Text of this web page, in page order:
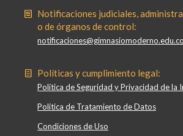
Notificaciones judiciales,
o de órganos de control:
notificaciones@gimnasiomoderno.edu.co
Políticas y cumplimiento legal:
Política de Seguridad y Privacidad de la
Política de Tratamiento de Datos
Condiciones de Uso